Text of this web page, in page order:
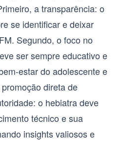
a transparência: o
se identificar e deixar
Segundo, o foco no
ser sempre educativo e
estar do adolescente e
direta de
o hebiatra deve
técnico e sua
insights valiosos e